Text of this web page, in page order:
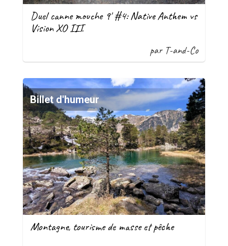
Duel canne mouche 9' #4: Native Anthem vs
Vision XO III
par T-and-Co
Billet d'humeur
Montagne, tourisme de masse et pêche